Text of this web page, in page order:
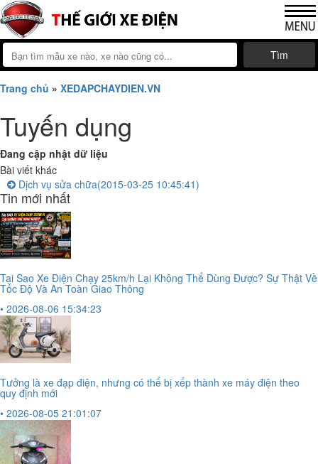
Tìm
Trang chủ » XEDAPCHAYDIEN.VN
Tuyến dụng
Đang cập nhật dữ liệu
Bài viết khác
Dịch vụ sửa chữa(2015-03-25 10:45:41)
Tin mới nhất
Tại Sao Xe Điện Chạy 25km/h Lại Không Thể Dùng Được? Sự Thật Về
Tốc Độ Và An Toàn Giao Thông
• 2026-08-06 15:34:23
Tưởng là xe đạp điện, nhưng có thể bị xếp thành xe máy điện theo
quy định mới
• 2026-08-05 21:01:07